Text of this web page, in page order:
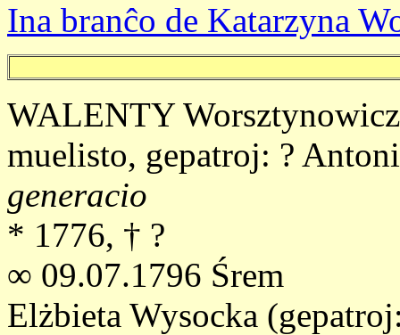
Ina branĉo de Katarzyna
WALENTY
muelisto, gepatroj: ?
generacio
* 1776, † ?
∞ 09.07.1796 Śrem
Elżbieta Wysocka